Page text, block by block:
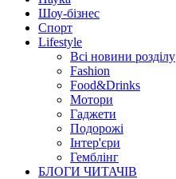
Шоу-бізнес
Спорт
Lifestyle
Всі новини розділу
Fashion
Food&Drinks
Мотори
Гаджети
Подорожі
Інтер'єри
Гемблінг
БЛОГИ ЧИТАЧІВ